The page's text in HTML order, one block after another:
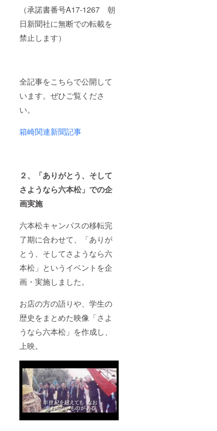
（承諾書番号A17-1267 朝
日新聞社に無断での転載を
禁止します）
全記事をこちらで公開して
います。ぜひご覧くださ
い。
箱崎関連新聞記事
２、「ありがとう、そして
さようなら六本松」での企
画実施
六本松キャンパスの移転完
了期に合わせて、「ありが
とう、そしてさようなら六
本松」というイベントを企
画・実施しました。
お店の方の語りや、学生の
歴史をまとめた映像「さよ
うなら六本松」を作成し、
上映。